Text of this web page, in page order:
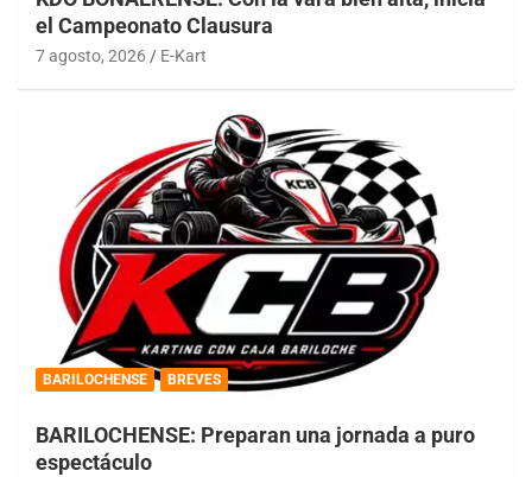
el Campeonato Clausura
7 agosto, 2026 E-Kart
BARILOCHENSE BREVES
BARILOCHENSE: Preparan una jornada a puro
espectáculo